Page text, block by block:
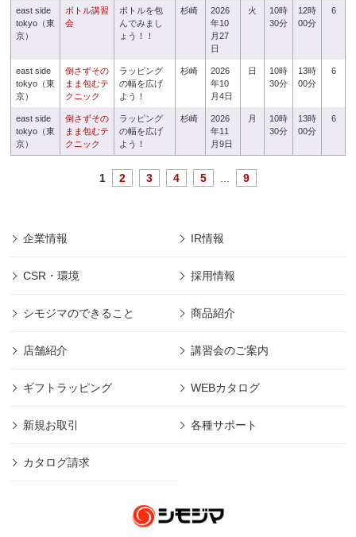
east side
tokyo（東
京）
ボトル講習
会
ボトルを包
んでみまし
ょう！！
杉崎
2026
年10
月27
日
火
10時
30分
12時
00分
6
east side
tokyo（東
京）
倒さずその
まま包むテ
クニック
ラッピング
の幅を広げ
よう！
杉崎
2026
年10
月4日
日
10時
30分
13時
00分
6
east side
tokyo（東
京）
倒さずその
まま包むテ
クニック
ラッピング
の幅を広げ
よう！
杉崎
2026
年11
月9日
月
10時
30分
13時
00分
6
1 2 3 4 5 9
企業情報 IR情報
CSR・環境 採用情報
シモジマのできること 商品紹介
店舗紹介 講習会のご案内
ギフトラッピング WEBカタログ
新規お取引 各種サポート
カタログ請求